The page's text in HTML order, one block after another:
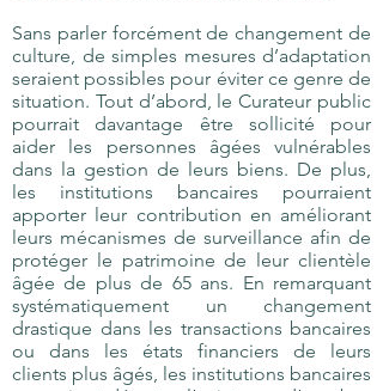
Sans parler forcément de changement de
culture, de simples mesures d’adaptation
seraient possibles pour éviter ce genre de
situation. Tout d’abord, le Curateur public
pourrait davantage être sollicité pour
aider les personnes âgées vulnérables
dans la gestion de leurs biens. De plus,
les institutions bancaires pourraient
apporter leur contribution en améliorant
leurs mécanismes de surveillance afin de
protéger le patrimoine de leur clientèle
âgée de plus de 65 ans. En remarquant
systématiquement un changement
drastique dans les transactions bancaires
ou dans les états financiers de leurs
clients plus âgés, les institutions bancaires